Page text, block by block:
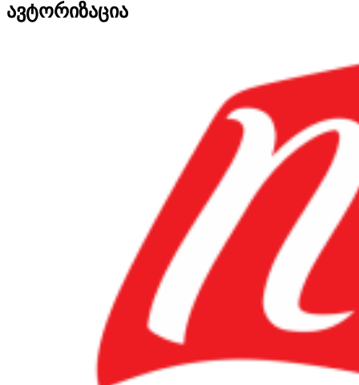
ავტორიზაცია